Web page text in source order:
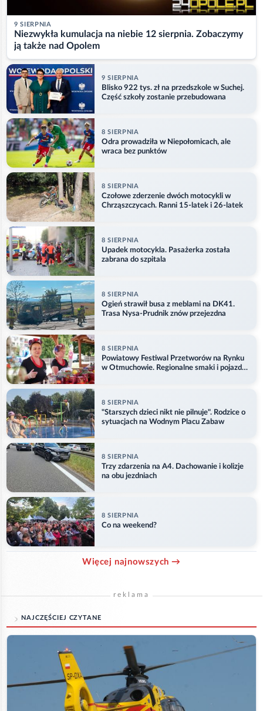
9 SIERPNIA
Niezwykła kumulacja na niebie 12 sierpnia. Zobaczymy
ją także nad Opolem
9 SIERPNIA
Blisko 922 tys. zł na przedszkole w Suchej.
Część szkoły zostanie przebudowana
8 SIERPNIA
Odra prowadziła w Niepołomicach, ale
wraca bez punktów
8 SIERPNIA
Czołowe zderzenie dwóch motocykli w
Chrząszczycach. Ranni 15-latek i 26-latek
8 SIERPNIA
Upadek motocykla. Pasażerka została
zabrana do szpitala
8 SIERPNIA
Ogień strawił busa z meblami na DK41.
Trasa Nysa-Prudnik znów przejezdna
8 SIERPNIA
Powiatowy Festiwal Przetworów na Rynku
w Otmuchowie. Regionalne smaki i pojazdy
8 SIERPNIA
"Starszych dzieci nikt nie pilnuje". Rodzice o
sytuacjach na Wodnym Placu Zabaw
8 SIERPNIA
Trzy zdarzenia na A4. Dachowanie i kolizje
na obu jezdniach
8 SIERPNIA
Co na weekend?
Więcej najnowszych →
reklama
NAJCZĘŚCIEJ CZYTANE